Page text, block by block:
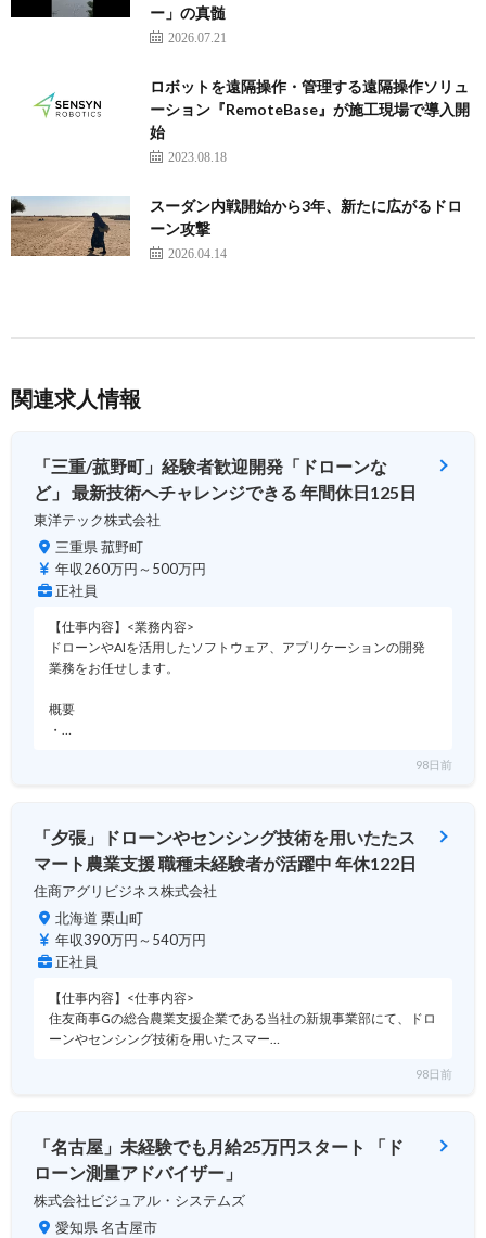
ー」の真髄
2026.07.21
ロボットを遠隔操作・管理する遠隔操作ソリュ
ーション『RemoteBase』が施工現場で導入開
始
2023.08.18
スーダン内戦開始から3年、新たに広がるドロ
ーン攻撃
2026.04.14
関連求人情報
「三重/菰野町」経験者歓迎開発「ドローンな
ど」 最新技術へチャレンジできる 年間休日125日
東洋テック株式会社
三重県 菰野町
年収260万円～500万円
正社員
【仕事内容】<業務内容>
ドローンやAIを活用したソフトウェア、アプリケーションの開発
業務をお任せします。
概要
・…
98日前
「夕張」ドローンやセンシング技術を用いたたス
マート農業支援 職種未経験者が活躍中 年休122日
住商アグリビジネス株式会社
北海道 栗山町
年収390万円～540万円
正社員
【仕事内容】<仕事内容>
住友商事Gの総合農業支援企業である当社の新規事業部にて、ドロ
ーンやセンシング技術を用いたスマー…
98日前
「名古屋」未経験でも月給25万円スタート 「ド
ローン測量アドバイザー」
株式会社ビジュアル・システムズ
愛知県 名古屋市